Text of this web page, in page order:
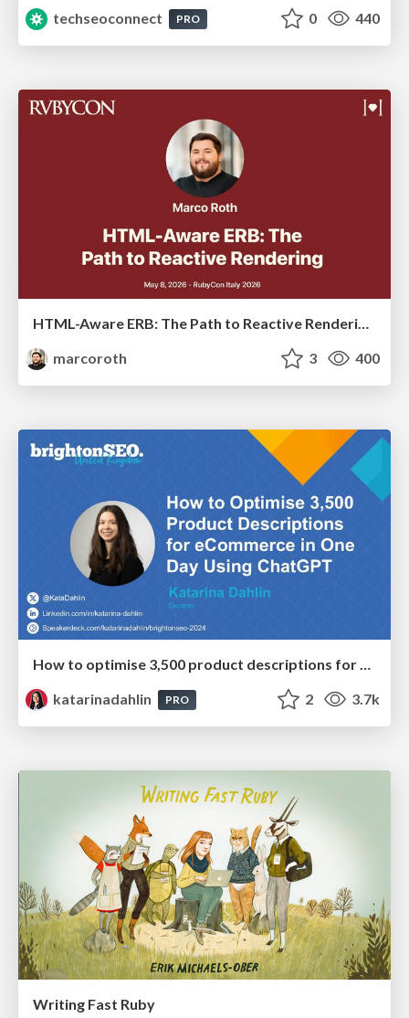
techseoconnect
PRO 0 440
HTML-Aware ERB: The Path to Reactive Rendering @ RubyCon 2026, Rimini, Italy
marcoroth
3 400
How to optimise 3,500 product descriptions for ecommerce in one day using ChatGPT
katarinadahlin
PRO 2 3.7k
Writing Fast Ruby